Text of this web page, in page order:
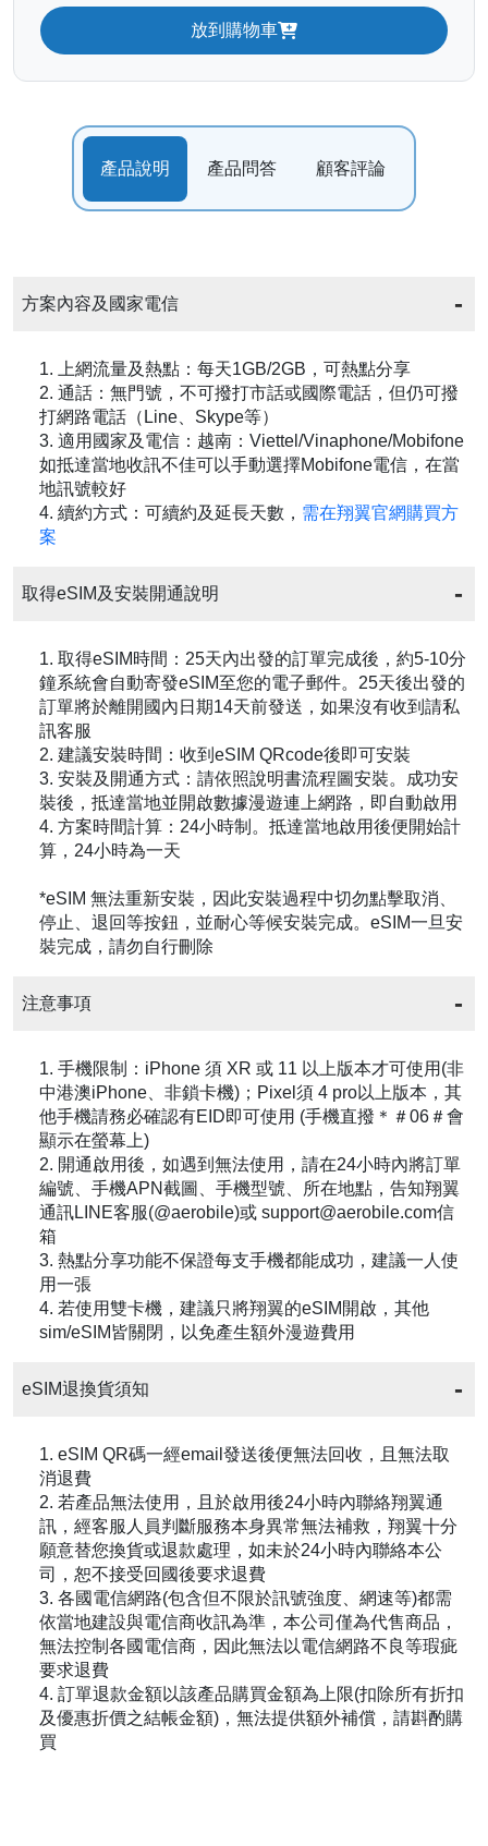
放到購物車
產品說明 產品問答 顧客評論
方案內容及國家電信
1. 上網流量及熱點：每天1GB/2GB，可熱點分享
2. 通話：無門號，不可撥打市話或國際電話，但仍可撥
打網路電話（Line、Skype等）
3. 適用國家及電信：越南：Viettel/Vinaphone/Mobifone
如抵達當地收訊不佳可以手動選擇Mobifone電信，在當
地訊號較好
4. 續約方式：可續約及延長天數， 需在翔翼官網購買方
案
取得eSIM及安裝開通說明
1. 取得eSIM時間：25天內出發的訂單完成後，約5-10分
鐘系統會自動寄發eSIM至您的電子郵件。25天後出發的
訂單將於離開國內日期14天前發送，如果沒有收到請私
訊客服
2. 建議安裝時間：收到eSIM QRcode後即可安裝
3. 安裝及開通方式：請依照說明書流程圖安裝。成功安
裝後，抵達當地並開啟數據漫遊連上網路，即自動啟用
4. 方案時間計算：24小時制。抵達當地啟用後便開始計
算，24小時為一天
*eSIM 無法重新安裝，因此安裝過程中切勿點擊取消、
停止、退回等按鈕，並耐心等候安裝完成。eSIM一旦安
裝完成，請勿自行刪除
注意事項
1. 手機限制：iPhone 須 XR 或 11 以上版本才可使用(非
中港澳iPhone、非鎖卡機)；Pixel須 4 pro以上版本，其
他手機請務必確認有EID即可使用 (手機直撥＊＃06＃會
顯示在螢幕上)
2. 開通啟用後，如遇到無法使用，請在24小時內將訂單
編號、手機APN截圖、手機型號、所在地點，告知翔翼
通訊LINE客服(@aerobile)或 support@aerobile.com信
箱
3. 熱點分享功能不保證每支手機都能成功，建議一人使
用一張
4. 若使用雙卡機，建議只將翔翼的eSIM開啟，其他
sim/eSIM皆關閉，以免產生額外漫遊費用
eSIM退換貨須知
1. eSIM QR碼一經email發送後便無法回收，且無法取
消退費
2. 若產品無法使用，且於啟用後24小時內聯絡翔翼通
訊，經客服人員判斷服務本身異常無法補救，翔翼十分
願意替您換貨或退款處理，如未於24小時內聯絡本公
司，恕不接受回國後要求退費
3. 各國電信網路(包含但不限於訊號強度、網速等)都需
依當地建設與電信商收訊為準，本公司僅為代售商品，
無法控制各國電信商，因此無法以電信網路不良等瑕疵
要求退費
4. 訂單退款金額以該產品購買金額為上限(扣除所有折扣
及優惠折價之結帳金額)，無法提供額外補償，請斟酌購
買